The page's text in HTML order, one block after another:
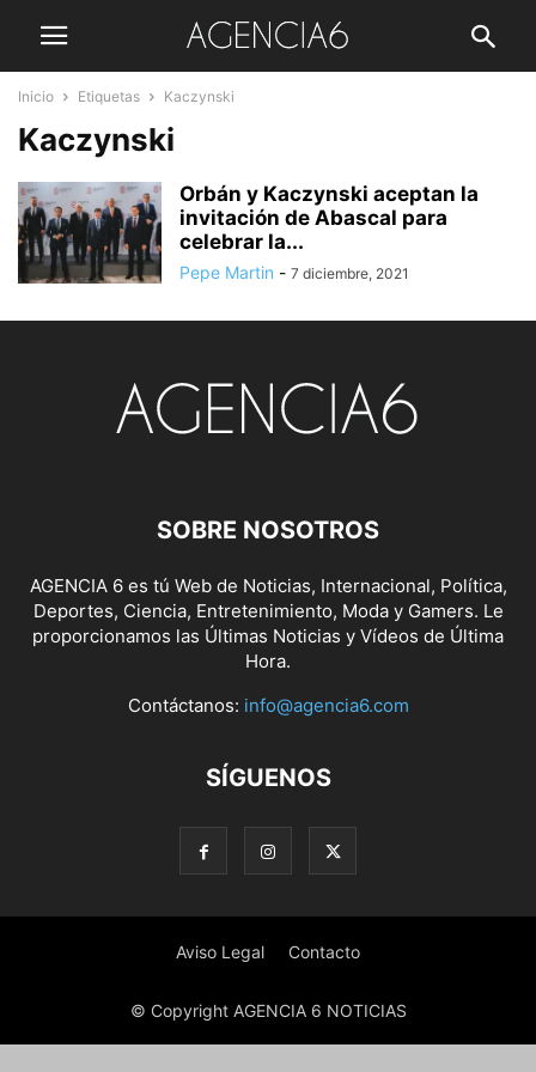
Inicio Etiquetas Kaczynski
Kaczynski
Orbán y Kaczynski aceptan la
invitación de Abascal para
celebrar la...
Pepe Martin - 7 diciembre, 2021
SOBRE NOSOTROS
AGENCIA 6 es tú Web de Noticias, Internacional, Política,
Deportes, Ciencia, Entretenimiento, Moda y Gamers. Le
proporcionamos las Últimas Noticias y Vídeos de Última
Hora.
Contáctanos: info@agencia6.com
SÍGUENOS
Aviso Legal Contacto
© Copyright AGENCIA 6 NOTICIAS